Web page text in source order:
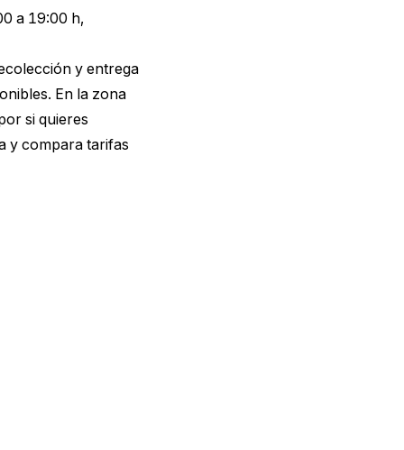
a 19:00 h,
y entrega
En la zona
si quieres
y compara tarifas